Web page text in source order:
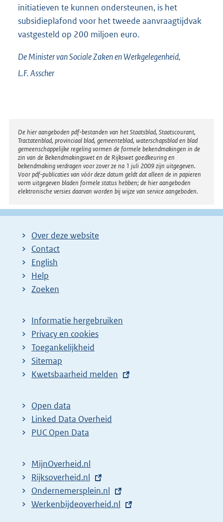
initiatieven te kunnen ondersteunen, is het
subsidieplafond voor het tweede aanvraagtijdvak
vastgesteld op 200 miljoen euro.
De Minister van Sociale Zaken en Werkgelegenheid,
L.F.Asscher
Disclaimer
De hier aangeboden pdf-bestanden van het Staatsblad, Staatscourant,
Tractatenblad, provinciaal blad, gemeenteblad, waterschapsblad en blad
gemeenschappelijke regeling vormen de formele bekendmakingen in de
zin van de Bekendmakingswet en de Rijkswet goedkeuring en
bekendmaking verdragen voor zover ze na 1 juli 2009 zijn uitgegeven.
Voor pdf-publicaties van vóór deze datum geldt dat alleen de in papieren
vorm uitgegeven bladen formele status hebben; de hier aangeboden
elektronische versies daarvan worden bij wijze van service aangeboden.
Over deze website
Contact
English
Help
Zoeken
Informatie hergebruiken
Privacy en cookies
Toegankelijkheid
Sitemap
E
t
e
r
l
i
n
k
Kwetsbaarheid melden
Open data
Linked Data Overheid
PUC Open Data
MijnOverheid.nl
E
x
t
Rijksoverheid.nl
E
x
Ondernemersplein.nl
E
Werkenbijdeoverheid.nl